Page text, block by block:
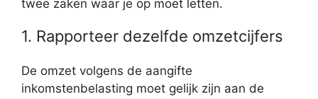
twee zaken waar je op moet letten.
1. Rapporteer dezelfde omzetcijfers
De omzet volgens de aangifte
inkomstenbelasting moet gelijk zijn aan de